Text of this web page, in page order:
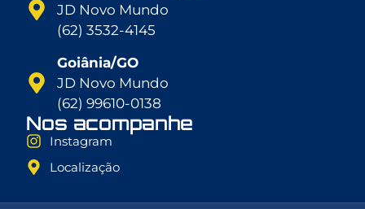
JD Novo Mundo
(62) 3532-4145
Goiânia/GO
JD Novo Mundo
(62) 99610-0138
Nos acompanhe
Instagram
Localização